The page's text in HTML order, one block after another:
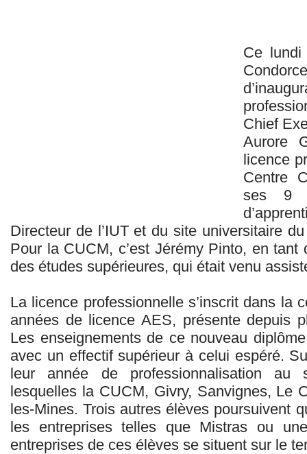
Ce lundi
Chief
Aurore
licence
Centre
ses 9
Directeur de l’IUT et du site universitaire
Pour la CUCM, c’est Jérémy Pinto, en
des études supérieures, qui était venu
La licence professionnelle s’inscrit dans la
années de licence AES, présente depuis
Les enseignements de ce nouveau
avec un effectif supérieur à celui espéré.
leur année de professionnalisation au
lesquelles la CUCM, Givry, Sanvignes, Le
les-Mines. Trois autres élèves poursuivent
les entreprises telles que Mistras ou
entreprises de ces élèves se situent sur le